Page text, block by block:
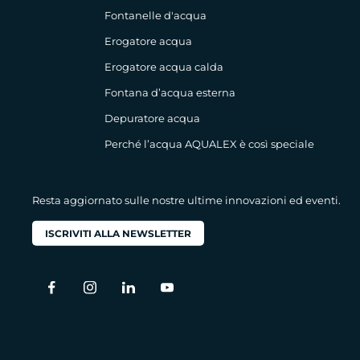
Fontanelle d'acqua
Erogatore acqua
Erogatore acqua calda
Fontana d’acqua esterna
Depuratore acqua
Perché l’acqua AQUALEX è così speciale
Resta aggiornato sulle nostre ultime innovazioni ed eventi.
ISCRIVITI ALLA NEWSLETTER